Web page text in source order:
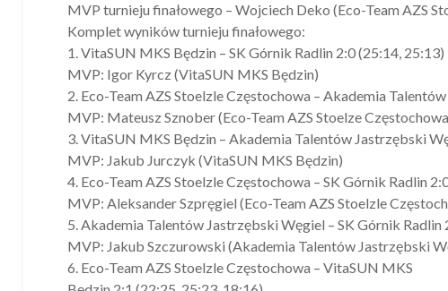
MVP turnieju finałowego – Wojciech Deko (Eco-Team AZS
Komplet wyników turnieju finałowego:
1. VitaSUN MKS Będzin – SK Górnik Radlin 2:0 (25:14, 25:13)
MVP: Igor Kyrcz (VitaSUN MKS Będzin)
2. Eco-Team AZS Stoelzle Częstochowa – Akademia
MVP: Mateusz Sznober (Eco-Team AZS Stoelze
3.VitaSUN MKS Będzin – Akademia Talentów Jastrzębski
MVP: Jakub Jurczyk (VitaSUN MKS Będzin)
4. Eco-Team AZS Stoelzle Częstochowa – SK Górnik Radlin
MVP: Aleksander Szpręgiel (Eco-Team AZS Stoelzle
5.Akademia Talentów Jastrzębski Węgiel – SK Górnik Radlin
MVP: Jakub Szczurowski (Akademia Talentów Jastrzębski
6. Eco-Team AZS Stoelzle Częstochowa – VitaSUN MKS